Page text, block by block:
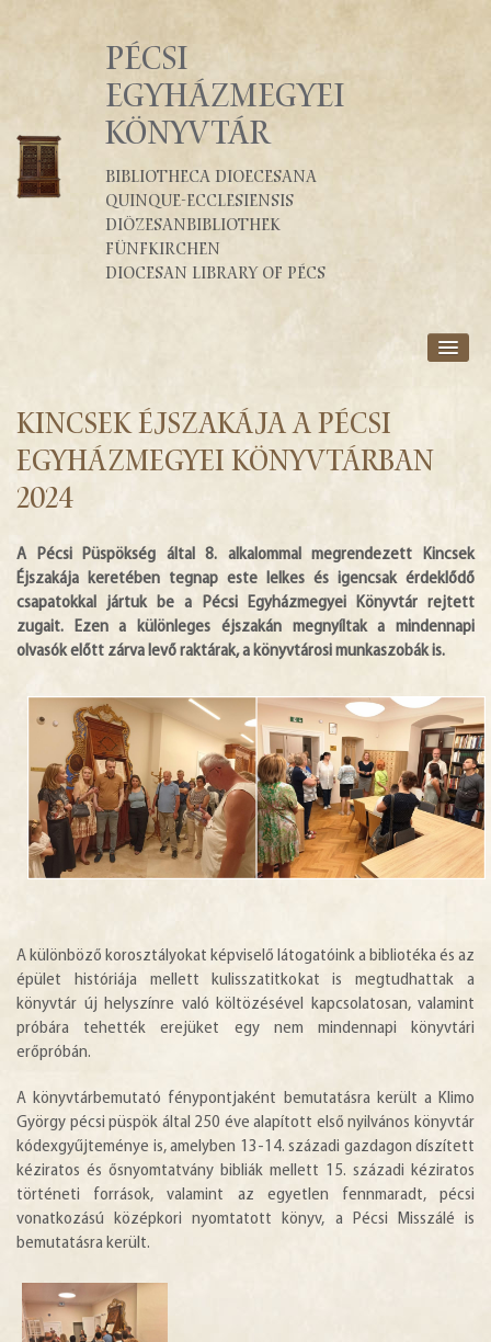
PÉCSI
EGYHÁZMEGYEI
KÖNYVTÁR
Bibliotheca Dioecesana
Quinque-Ecclesiensis
Diözesanbibliothek
Fünfkirchen
Diocesan Library of Pécs
KATALÓGUSOK
BLOG
DIGITÁLIS KÖNYVTÁR
EGYHÁZMEGYE
KINCSEK ÉJSZAKÁJA A PÉCSI
EGYHÁZMEGYEI KÖNYVTÁRBAN
2024
A Pécsi Püspökség által 8. alkalommal megrendezett Kincsek
Éjszakája keretében tegnap este lelkes és igencsak érdeklődő
csapatokkal jártuk be a Pécsi Egyházmegyei Könyvtár rejtett
zugait. Ezen a különleges éjszakán megnyíltak a mindennapi
olvasók előtt zárva levő raktárak, a könyvtárosi munkaszobák is.
A különböző korosztályokat képviselő látogatóink a bibliotéka és az
épület históriája mellett kulisszatitkokat is megtudhattak a
könyvtár új helyszínre való költözésével kapcsolatosan, valamint
próbára tehették erejüket egy nem mindennapi könyvtári
erőpróbán.
A könyvtárbemutató fénypontjaként bemutatásra került a Klimo
György pécsi püspök által 250 éve alapított első nyilvános könyvtár
kódexgyűjteménye is, amelyben 13-14. századi gazdagon díszített
kéziratos és ősnyomtatvány bibliák mellett 15. századi kéziratos
történeti források, valamint az egyetlen fennmaradt, pécsi
vonatkozású középkori nyomtatott könyv, a Pécsi Misszálé is
bemutatásra került.